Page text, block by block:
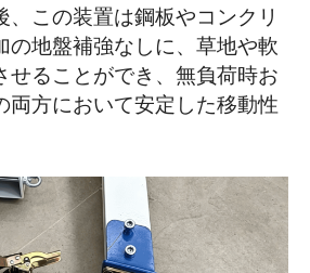
、この装置は鋼板やコンクリ
の地盤補強なしに、草地や軟
せることができ、無負荷時お
両方において安定した移動性